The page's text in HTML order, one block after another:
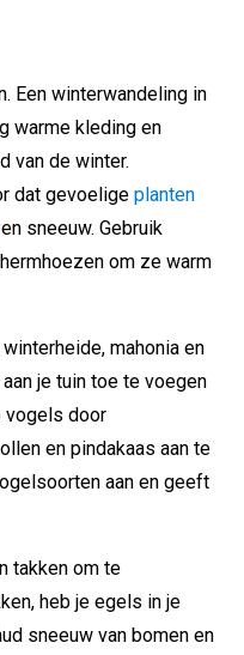
Een winterwandeling in
warme kleding en
van de winter.
dat gevoeligeplanten
en sneeuw. Gebruik
om ze warm
mahonia en
je tuin toe te voegen
vogels door
en pindakaas aan te
aan en geeft
takken om te
heb je egels in je
sneeuw van bomen en